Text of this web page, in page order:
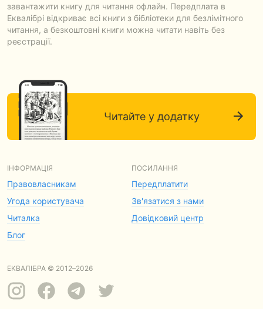
завантажити книгу для читання офлайн. Передплата в
Еквалібрі відкриває всі книги з бібліотеки для безлімітного
читання, а безкоштовні книги можна читати навіть без
реєстрації.
Читайте у додатку
ІНФОРМАЦІЯ
Правовласникам
Угода користувача
Читалка
Блог
ПОСИЛАННЯ
Передплатити
Зв'язатися з нами
Довідковий центр
ЕКВАЛІБРА © 2012–2026